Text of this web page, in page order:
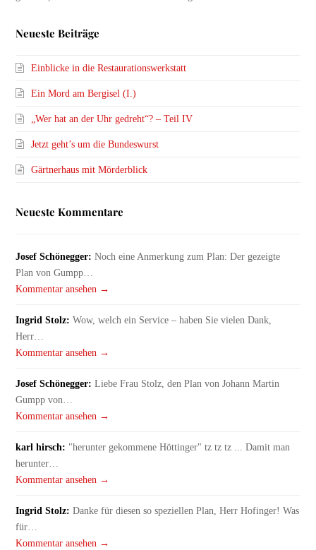
Neueste Beiträge
Einblicke in die Restaurationswerkstatt
Ein Mord am Bergisel (I.)
„Wer hat an der Uhr gedreht“? – Teil IV
Jetzt geht’s um die Bundeswurst
Gärtnerhaus mit Mörderblick
Neueste Kommentare
Josef Schönegger: Noch eine Anmerkung zum Plan: Der gezeigte
Plan von Gumpp…
Kommentar ansehen →
Ingrid Stolz: Wow, welch ein Service – haben Sie vielen Dank,
Herr…
Kommentar ansehen →
Josef Schönegger: Liebe Frau Stolz, den Plan von Johann Martin
Gumpp von…
Kommentar ansehen →
karl hirsch: "herunter gekommene Höttinger" tz tz tz ... Damit man
herunter…
Kommentar ansehen →
Ingrid Stolz: Danke für diesen so speziellen Plan, Herr Hofinger! Was
für…
Kommentar ansehen →